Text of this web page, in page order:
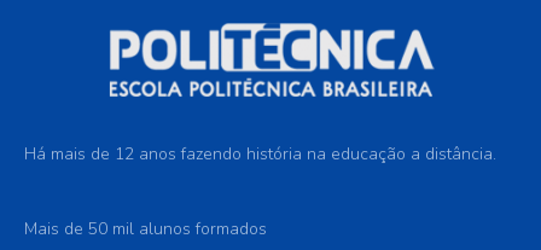
Há mais de 12 anos fazendo história na educação a distância.
Mais de 50 mil alunos formados